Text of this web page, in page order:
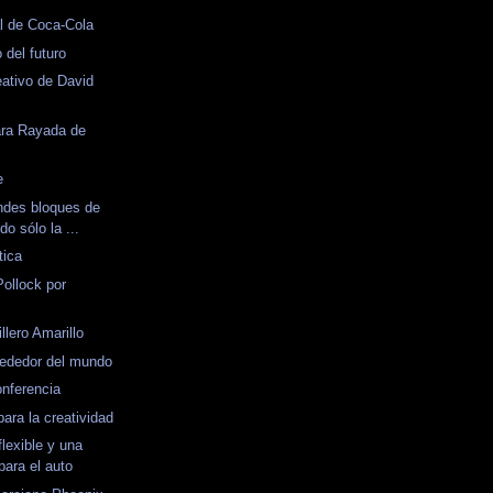
de Coca-Cola
del futuro
de David
Rayada de
bloques de
sólo la ...
por
Amarillo
del mundo
la creatividad
y una
el auto